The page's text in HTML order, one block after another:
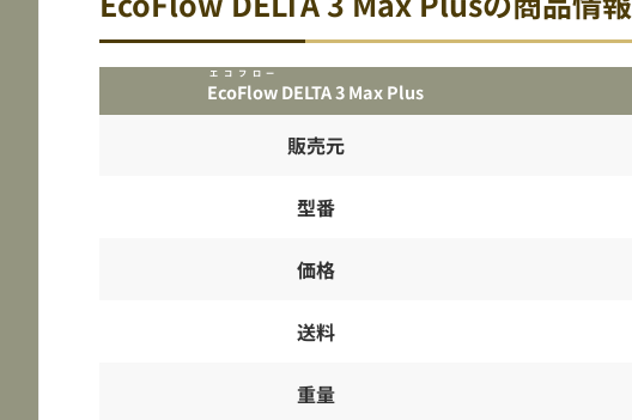
EcoFlow
エコフロー
DELTA 3 Max Plus
販売元
型番
価格
送料
重量